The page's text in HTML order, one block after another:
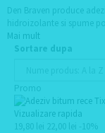
Den Braven produce
hidroizolante si spume
Mai mult
Sortare dupa
Promo
Vizualizare rapida
19,80 lei 22,00 lei -10%